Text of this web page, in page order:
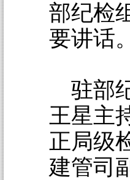
部纪检
要讲话。
驻部
王星主
正局级
建管司